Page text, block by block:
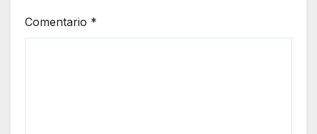
Comentario *